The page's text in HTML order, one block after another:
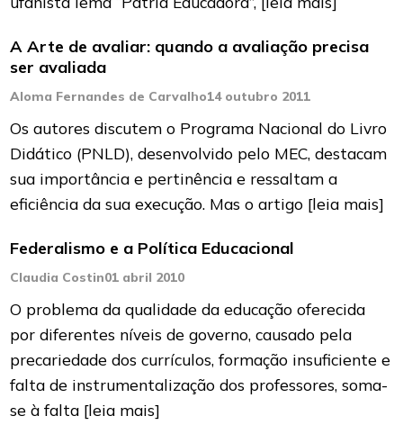
A Arte de avaliar: quando a avaliação precisa
ser avaliada
Aloma Fernandes de Carvalho14 outubro 2011
Os autores discutem o Programa Nacional do Livro
Didático (PNLD), desenvolvido pelo MEC, destacam
sua importância e pertinência e ressaltam a
eficiência da sua execução. Mas o artigo [leia mais]
Federalismo e a Política Educacional
Claudia Costin01 abril 2010
O problema da qualidade da educação oferecida
por diferentes níveis de governo, causado pela
precariedade dos currículos, formação insuficiente e
falta de instrumentalização dos professores, soma-
se à falta [leia mais]